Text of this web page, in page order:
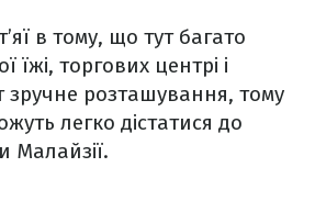
в тому, що тут багато
їжі, торгових центрі і
зручне розташування, тому
легко дістатися до
Малайзії.